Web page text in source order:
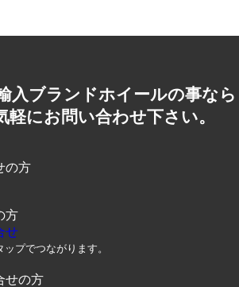
入ブランドホイールの事なら
軽にお問い合わせ下さい。
の方
方
プでつながります。
せの方